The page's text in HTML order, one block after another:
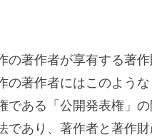
著作者が享有する著
著作者にはこのよう
ある「公開発表権」
であり、著作者と著作